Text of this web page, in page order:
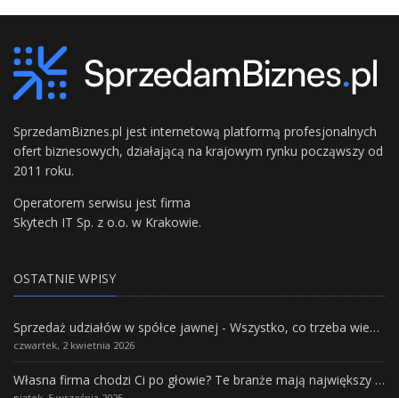
SprzedamBiznes.pl jest internetową platformą profesjonalnych
ofert biznesowych, działającą na krajowym rynku począwszy od
2011 roku.
Operatorem serwisu jest firma
Skytech IT Sp. z o.o. w Krakowie.
OSTATNIE WPISY
Sprzedaż udziałów w spółce jawnej - Wszystko, co trzeba wiedzieć.
czwartek, 2 kwietnia 2026
Własna firma chodzi Ci po głowie? Te branże mają największy potencjał rozwoju